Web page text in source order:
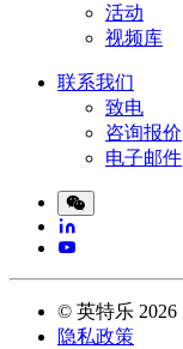
活动
视频库
联系我们
致电
咨询报价
电子邮件
© 英特乐 2026
隐私政策